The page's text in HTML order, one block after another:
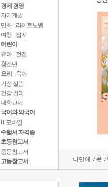
경제 경영
자기계발
만화 | 라이트노벨
여행
잡지
어린이
유아 | 전집
청소년
요리
육아
가정 살림
건강 취미
대학교재
국어와 외국어
IT 모바일
수험서 자격증
초등참고서
중등참고서
고등참고서
나민애 7문